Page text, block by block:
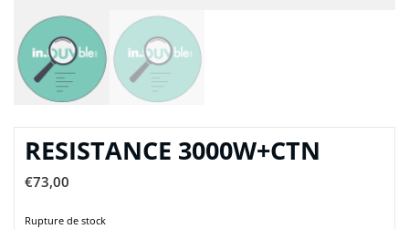
RESISTANCE 3000W+CTN
€73,00
Rupture de stock